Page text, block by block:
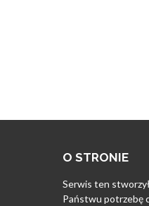
O STRONIE
Serwis ten
Państwu potrzebę